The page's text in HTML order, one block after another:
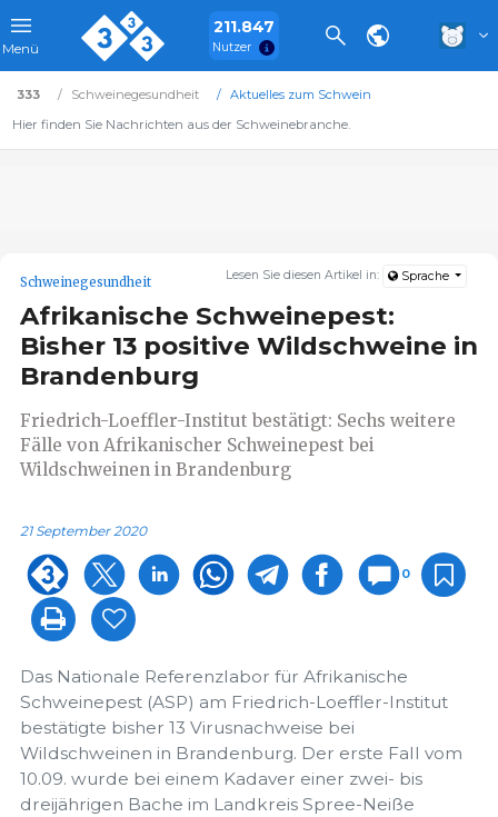
Menü
211.847
Nutzer
333 Schweinegesundheit
Aktuelles zum Schwein
Hier finden Sie Nachrichten aus der Schweinebranche.
Lesen Sie diesen Artikel in: Sprache
Schweinegesundheit
Afrikanische Schweinepest:
Bisher 13 positive Wildschweine in
Brandenburg
Friedrich-Loeffler-Institut bestätigt: Sechs weitere
Fälle von Afrikanischer Schweinepest bei
Wildschweinen in Brandenburg
21 September 2020
0
Das Nationale Referenzlabor für Afrikanische
Schweinepest (ASP) am Friedrich-Loeffler-Institut
bestätigte bisher 13 Virusnachweise bei
Wildschweinen in Brandenburg. Der erste Fall vom
10.09. wurde bei einem Kadaver einer zwei- bis
dreijährigen Bache im Landkreis Spree-Neiße